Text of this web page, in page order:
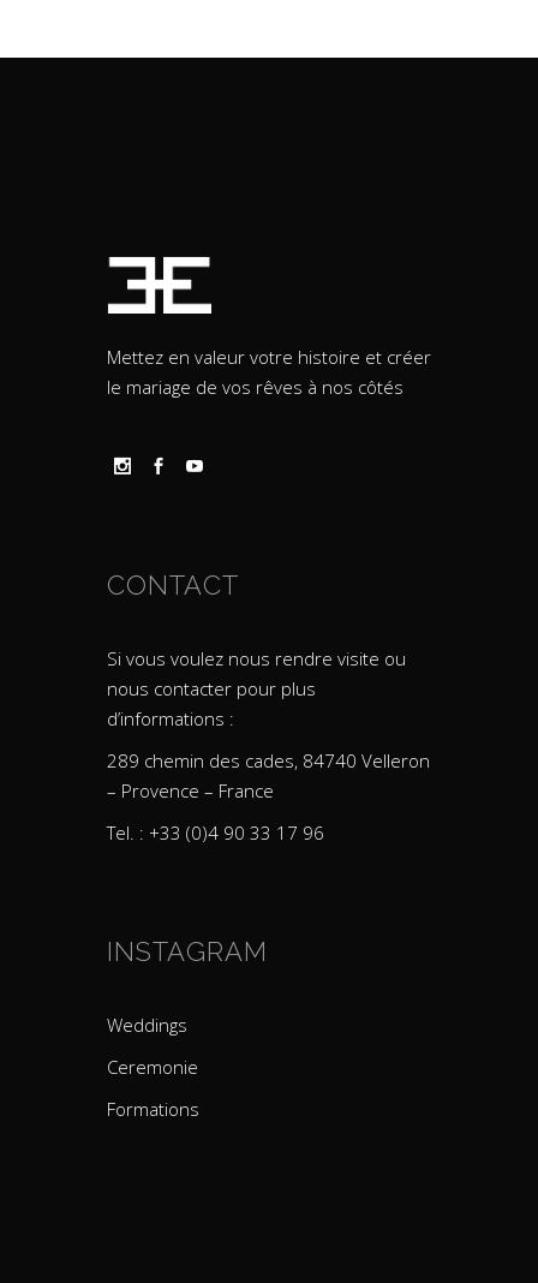
Mettez en valeur votre histoire et créer
le mariage de vos rêves à nos côtés
CONTACT
Si vous voulez nous rendre visite ou
nous contacter pour plus
d’informations :
289 chemin des cades, 84740 Velleron
– Provence – France
Tel. : +33 (0)4 90 33 17 96
INSTAGRAM
Weddings
Ceremonie
Formations